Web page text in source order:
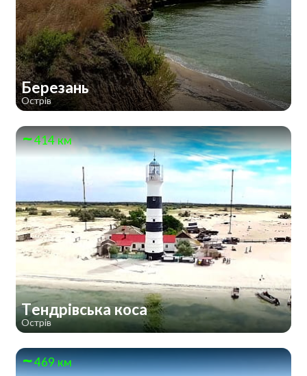
Березань
Острів
414 км
Тендрівська коса
Острів
469 км